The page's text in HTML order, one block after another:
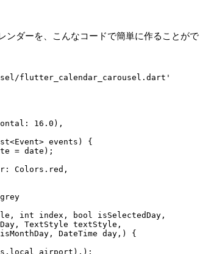
ンダーを、こんなコードで簡単に作ることがで
flutter_calendar_carousel.dart'
16.0),
events) {
= date);
Colors.red,
int index, bool isSelectedDay,
TextStyle textStyle,
DateTime day,) {